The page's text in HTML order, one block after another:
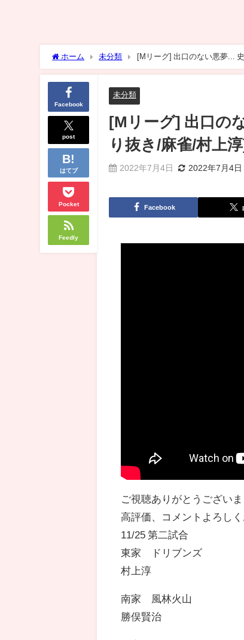
ホーム 未分類 [Mリーグ] 出口のない悪夢...
Facebook
post
はてブ
Pocket
Feedly
未分類
[Mリーグ] 出口の
り抜き/麻雀/村上淳
2022年7月4日 2022年7月4日
Facebook
ご視聴ありがとうございま
高評価、コメントよろしく
11/25 第二試合
東家 ドリブンズ
村上淳
南家 風林火山
勝俣賢治